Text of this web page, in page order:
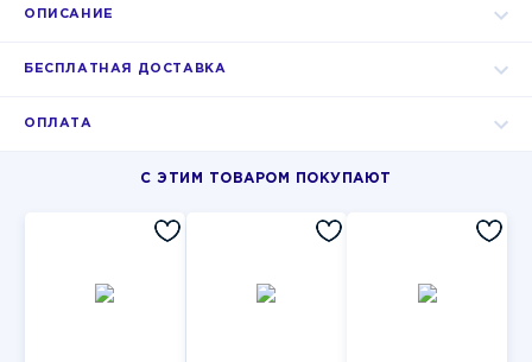
ОПИСАНИЕ
БЕСПЛАТНАЯ ДОСТАВКА
ОПЛАТА
С ЭТИМ ТОВАРОМ ПОКУПАЮТ